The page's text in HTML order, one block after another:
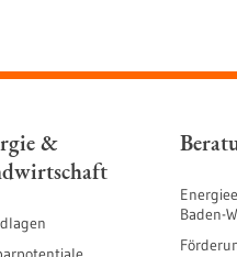
&
Baden-